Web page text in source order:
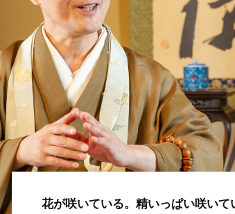
花が咲いている。精いっぱい咲い